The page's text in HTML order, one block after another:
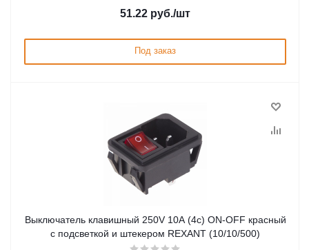
51.22 руб./шт
Под заказ
Выключатель клавишный 250V 10А (4с) ON-OFF красный
с подсветкой и штекером REXANT (10/10/500)